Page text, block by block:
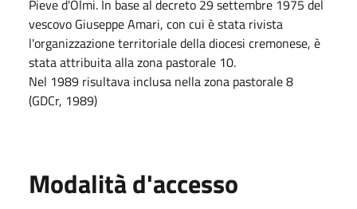
Pieve d'Olmi. In base al decreto 29 settembre 1975 del
vescovo Giuseppe Amari, con cui è stata rivista
l'organizzazione territoriale della diocesi cremonese, è
stata attribuita alla zona pastorale 10.
Nel 1989 risultava inclusa nella zona pastorale 8
(GDCr, 1989)
Modalità d'accesso